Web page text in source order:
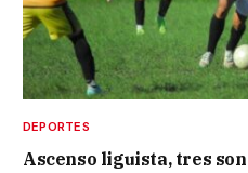
DEPORTES
Ascenso liguista, tres